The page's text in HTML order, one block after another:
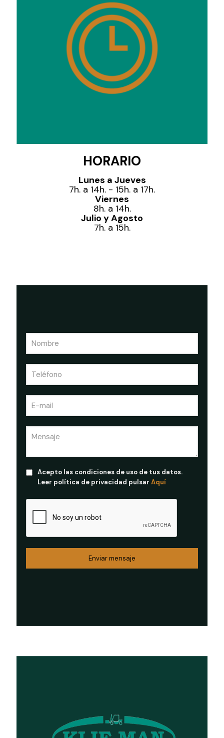
HORARIO
Lunes a Jueves
7h. a 14h. - 15h. a 17h.
Viernes
8h. a 14h.
Julio y Agosto
7h. a 15h.
Acepto las condiciones de uso de tus datos.
Leer política de privacidad pulsarAquí
Enviar mensaje